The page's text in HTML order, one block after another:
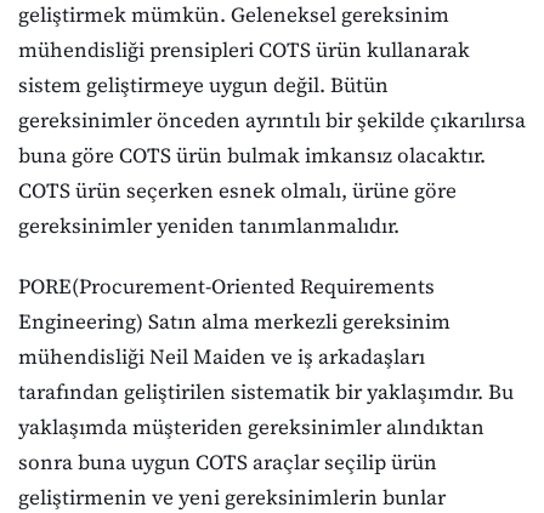
geliştirmek mümkün. Geleneksel gereksinim
mühendisliği prensipleri COTS ürün kullanarak
sistem geliştirmeye uygun değil. Bütün
gereksinimler önceden ayrıntılı bir şekilde çıkarılırsa
buna göre COTS ürün bulmak imkansız olacaktır.
COTS ürün seçerken esnek olmalı, ürüne göre
gereksinimler yeniden tanımlanmalıdır.
PORE(Procurement-Oriented Requirements
Engineering) Satın alma merkezli gereksinim
mühendisliği Neil Maiden ve iş arkadaşları
tarafından geliştirilen sistematik bir yaklaşımdır. Bu
yaklaşımda müşteriden gereksinimler alındıktan
sonra buna uygun COTS araçlar seçilip ürün
geliştirmenin ve yeni gereksinimlerin bunlar